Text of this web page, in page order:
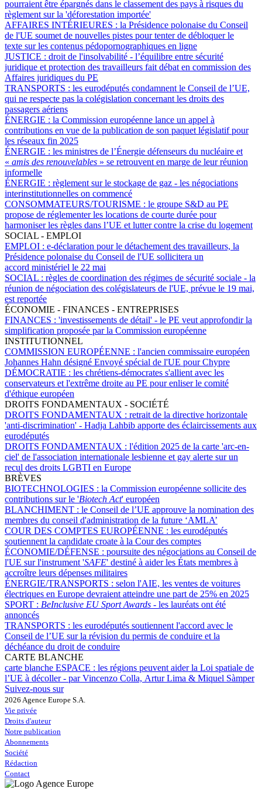
pourraient être épargnés dans le classement des pays à risques du
règlement sur la 'déforestation importée'
AFFAIRES INTÉRIEURES : la Présidence polonaise du Conseil
de l'UE soumet de nouvelles pistes pour tenter de débloquer le
texte sur les contenus pédopornographiques en ligne
JUSTICE : droit de l'insolvabilité - l’équilibre entre sécurité
juridique et protection des travailleurs fait débat en commission des
Affaires juridiques du PE
TRANSPORTS : les eurodéputés condamnent le Conseil de l’UE,
qui ne respecte pas la colégislation concernant les droits des
passagers aériens
ÉNERGIE : la Commission européenne lance un appel à
contributions en vue de la publication de son paquet législatif pour
les réseaux fin 2025
ÉNERGIE : les ministres de l’Énergie défenseurs du nucléaire et
« amis des renouvelables » se retrouvent en marge de leur réunion
informelle
ÉNERGIE : règlement sur le stockage de gaz - les négociations
interinstitutionnelles on commencé
CONSOMMATEURS/TOURISME : le groupe S&D au PE
propose de réglementer les locations de courte durée pour
harmoniser les règles dans l’UE et lutter contre la crise du logement
SOCIAL - EMPLOI
EMPLOI : e-déclaration pour le détachement des travailleurs, la
Présidence polonaise du Conseil de l'UE sollicitera un
accord ministériel le 22 mai
SOCIAL : règles de coordination des régimes de sécurité sociale - la
réunion de négociation des colégislateurs de l'UE, prévue le 19 mai,
est reportée
ÉCONOMIE - FINANCES - ENTREPRISES
FINANCES : 'investissements de détail' - le PE veut approfondir la
simplification proposée par la Commission européenne
INSTITUTIONNEL
COMMISSION EUROPÉENNE : l'ancien commissaire européen
Johannes Hahn désigné Envoyé spécial de l'UE pour Chypre
DÉMOCRATIE : les chrétiens-démocrates s'allient avec les
conservateurs et l'extrême droite au PE pour enliser le comité
d'éthique européen
DROITS FONDAMENTAUX - SOCIÉTÉ
DROITS FONDAMENTAUX : retrait de la directive horizontale
'anti-discrimination' - Hadja Lahbib apporte des éclaircissements aux
eurodéputés
DROITS FONDAMENTAUX : l'édition 2025 de la carte 'arc-en-
ciel' de l'association internationale lesbienne et gay alerte sur un
recul des droits LGBTI en Europe
BRÈVES
BIOTECHNOLOGIES : la Commission européenne sollicite des
contributions sur le 'Biotech Act' européen
BLANCHIMENT : le Conseil de l’UE approuve la nomination des
membres du conseil d'administration de la future ‘AMLA’
COUR DES COMPTES EUROPÉENNE : les eurodéputés
soutiennent la candidate croate à la Cour des comptes
ÉCONOMIE/DÉFENSE : poursuite des négociations au Conseil de
l'UE sur l'instrument 'SAFE' destiné à aider les États membres à
accroître leurs dépenses militaires
ÉNERGIE/TRANSPORTS : selon l'AIE, les ventes de voitures
électriques en Europe devraient atteindre une part de 25% en 2025
SPORT : BeInclusive EU Sport Awards - les lauréats ont été
annoncés
TRANSPORTS : les eurodéputés soutiennent l'accord avec le
Conseil de l’UE sur la révision du permis de conduire et la
déchéance du droit de conduire
CARTE BLANCHE
carte blanche ESPACE : les régions peuvent aider la Loi spatiale de
l’UE à décoller - par Vincenzo Colla, Artur Lima & Miquel Sàmper
Suivez-nous sur
2026 Agence Europe S.A.
Vie privée
Droits d'auteur
Notre publication
Abonnements
Société
Rédaction
Contact